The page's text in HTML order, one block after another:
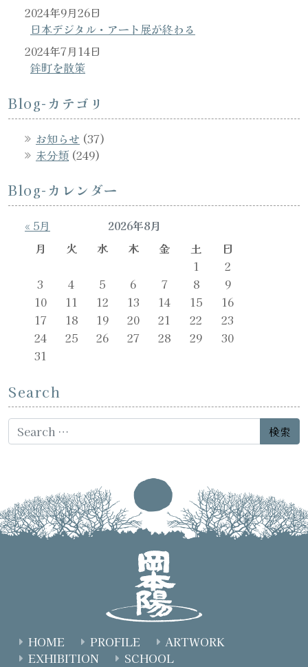
日本デジタル・アート展が終わる
2024年9月26日
鉾町を散策
2024年7月14日
Blog-カテゴリ
お知らせ (37)
未分類 (249)
Blog-カレンダー
2026年8月
月
火 水 木 金 土
日
1
2
3
4 5 6 7 8
9
10
11 12 13 14 15
16
17
18 19 20 21 22
23
24
25 26 27 28 29
30
31
« 5月
Search
Search for:
HOME PROFILE
ARTWORK
EXHIBITION
SCHOOL